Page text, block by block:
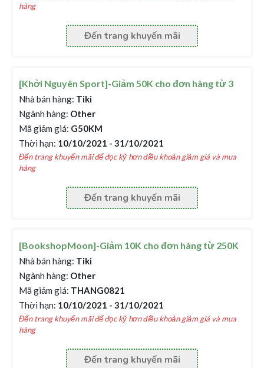
hàng
Đến trang khuyến mãi
[Khởi Nguyên Sport]-Giảm 50K cho đơn hàng từ 3
Nhà bán hàng: Tiki
Ngành hàng: Other
Mã giảm giá: G50KM
Thời hạn: 10/10/2021 - 31/10/2021
Đến trang khuyến mãi để đọc kỹ hơn điều khoản giảm giá và mua
hàng
Đến trang khuyến mãi
[BookshopMoon]-Giảm 10K cho đơn hàng từ 250K
Nhà bán hàng: Tiki
Ngành hàng: Other
Mã giảm giá: THANG0821
Thời hạn: 10/10/2021 - 31/10/2021
Đến trang khuyến mãi để đọc kỹ hơn điều khoản giảm giá và mua
hàng
Đến trang khuyến mãi